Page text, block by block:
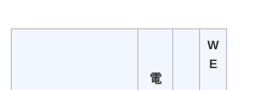
電
W
E